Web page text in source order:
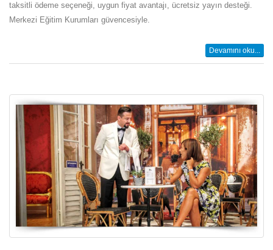
taksitli ödeme seçeneği, uygun fiyat avantajı, ücretsiz yayın desteği.
Merkezi Eğitim Kurumları güvencesiyle.
Devamını oku...